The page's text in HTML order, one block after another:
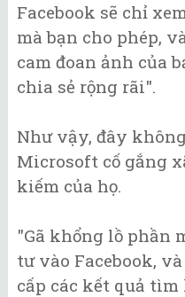
Facebook sẽ chỉ
mà bạn cho phép,
cam đoan ảnh của
chia sẻ rộng rãi".
Như vậy, đây
Microsoft cố gắng
kiếm của họ.
"Gã khổng lồ phần
tư vào Facebook,
cấp các kết quả